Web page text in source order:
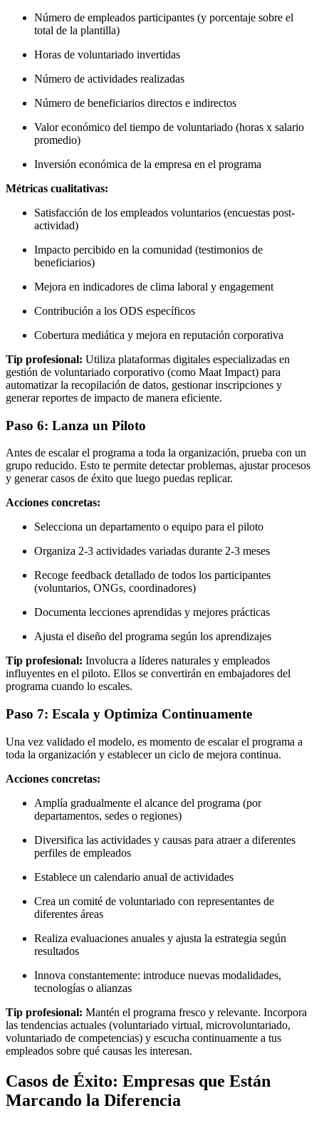
Número de empleados participantes (y porcentaje sobre el
total de la plantilla)
Horas de voluntariado invertidas
Número de actividades realizadas
Número de beneficiarios directos e indirectos
Valor económico del tiempo de voluntariado (horas x salario
promedio)
Inversión económica de la empresa en el programa
Métricas cualitativas:
Satisfacción de los empleados voluntarios (encuestas post-
actividad)
Impacto percibido en la comunidad (testimonios de
beneficiarios)
Mejora en indicadores de clima laboral y engagement
Contribución a los ODS específicos
Cobertura mediática y mejora en reputación corporativa
Tip profesional: Utiliza plataformas digitales especializadas en
gestión de voluntariado corporativo (como Maat Impact) para
automatizar la recopilación de datos, gestionar inscripciones y
generar reportes de impacto de manera eficiente.
Paso 6: Lanza un Piloto
Antes de escalar el programa a toda la organización, prueba con un
grupo reducido. Esto te permite detectar problemas, ajustar procesos
y generar casos de éxito que luego puedas replicar.
Acciones concretas:
Selecciona un departamento o equipo para el piloto
Organiza 2-3 actividades variadas durante 2-3 meses
Recoge feedback detallado de todos los participantes
(voluntarios, ONGs, coordinadores)
Documenta lecciones aprendidas y mejores prácticas
Ajusta el diseño del programa según los aprendizajes
Tip profesional: Involucra a líderes naturales y empleados
influyentes en el piloto. Ellos se convertirán en embajadores del
programa cuando lo escales.
Paso 7: Escala y Optimiza Continuamente
Una vez validado el modelo, es momento de escalar el programa a
toda la organización y establecer un ciclo de mejora continua.
Acciones concretas:
Amplía gradualmente el alcance del programa (por
departamentos, sedes o regiones)
Diversifica las actividades y causas para atraer a diferentes
perfiles de empleados
Establece un calendario anual de actividades
Crea un comité de voluntariado con representantes de
diferentes áreas
Realiza evaluaciones anuales y ajusta la estrategia según
resultados
Innova constantemente: introduce nuevas modalidades,
tecnologías o alianzas
Tip profesional: Mantén el programa fresco y relevante. Incorpora
las tendencias actuales (voluntariado virtual, microvoluntariado,
voluntariado de competencias) y escucha continuamente a tus
empleados sobre qué causas les interesan.
Casos de Éxito: Empresas que Están
Marcando la Diferencia